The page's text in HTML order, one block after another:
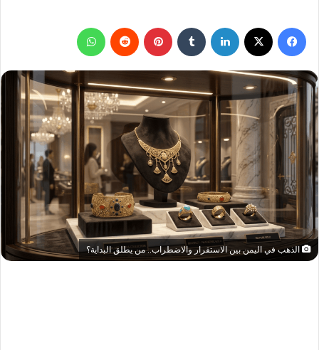
فيسبوك لينكدإن بينتيريست
الذهب في اليمن بين الاستقرار والاضطراب.. من يطلق البداية؟